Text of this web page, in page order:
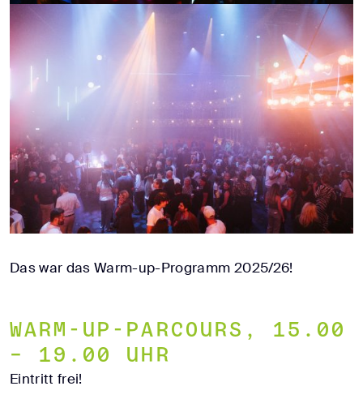
Das war das Warm-up-Programm 2025/26!
Warm-up-Parcours, 15.00
– 19.00 Uhr
Eintritt frei!